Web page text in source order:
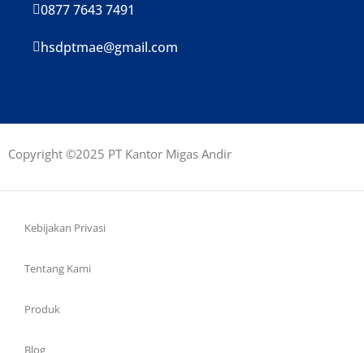
0877 7643 7491
hsdptmae@gmail.com
Copyright ©2025 PT Kantor Migas Andir
Kebijakan Privasi
Tentang Kami
Produk
Blog